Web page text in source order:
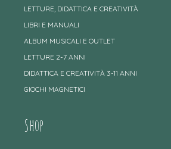
LETTURE, DIDATTICA E CREATIVITÀ
LIBRI E MANUALI
ALBUM MUSICALI E OUTLET
LETTURE 2-7 ANNI
DIDATTICA E CREATIVITÀ 3-11 ANNI
GIOCHI MAGNETICI
Shop